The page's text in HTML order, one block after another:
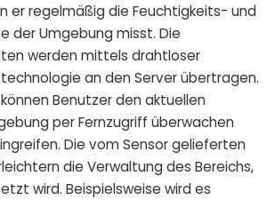
er regelmäßig die Feuchtigkeits- und
der Umgebung misst. Die
werden mittels drahtloser
an den Server übertragen.
Benutzer den aktuellen
per Fernzugriff überwachen
Die vom Sensor gelieferten
die Verwaltung des Bereichs,
wird. Beispielsweise wird es